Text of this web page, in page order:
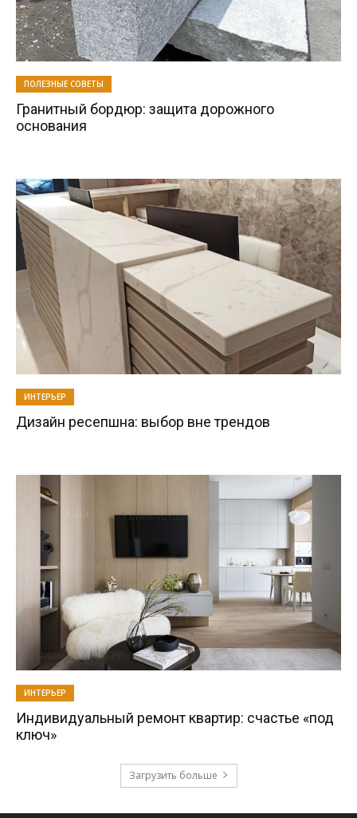
ПОЛЕЗНЫЕ СОВЕТЫ
Гранитный бордюр: защита дорожного
основания
ИНТЕРЬЕР
Дизайн ресепшна: выбор вне трендов
ИНТЕРЬЕР
Индивидуальный ремонт квартир: счастье «под
ключ»
Загрузить больше